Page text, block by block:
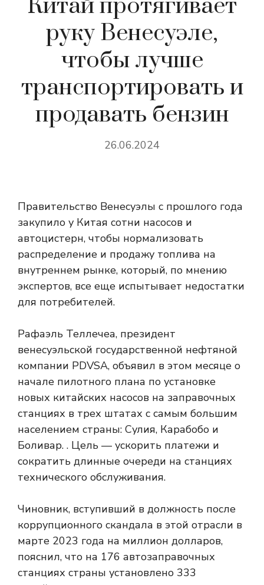
Китай протягивает
руку Венесуэле,
чтобы лучше
транспортировать и
продавать бензин
26.06.2024
Правительство Венесуэлы с прошлого года
закупило у Китая сотни насосов и
автоцистерн, чтобы нормализовать
распределение и продажу топлива на
внутреннем рынке, который, по мнению
экспертов, все еще испытывает недостатки
для потребителей.
Рафаэль Теллечеа, президент
венесуэльской государственной нефтяной
компании PDVSA, объявил в этом месяце о
начале пилотного плана по установке
новых китайских насосов на заправочных
станциях в трех штатах с самым большим
населением страны: Сулия, Карабобо и
Боливар. . Цель — ускорить платежи и
сократить длинные очереди на станциях
технического обслуживания.
Чиновник, вступивший в должность после
коррупционного скандала в этой отрасли в
марте 2023 года на миллион долларов,
пояснил, что на 176 автозаправочных
станциях страны установлено 333